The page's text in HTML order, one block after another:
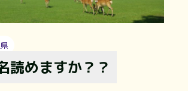
読めますか？？